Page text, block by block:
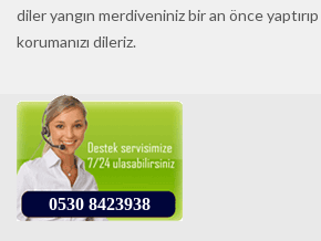
diler yangın merdiveniniz bir an önce
korumanızı dileriz.
0530 8423938